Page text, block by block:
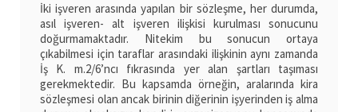
İki işveren arasında yapılan bir sözleşme, her durumda,
asıl işveren- alt işveren ilişkisi kurulması sonucunu
doğurmamaktadır. Nitekim bu sonucun ortaya
çıkabilmesi için taraflar arasındaki ilişkinin aynı zamanda
İş K. m.2/6’ncı fıkrasında yer alan şartları taşıması
gerekmektedir. Bu kapsamda örneğin, aralarında kira
sözleşmesi olan ancak birinin diğerinin işyerinden iş alma